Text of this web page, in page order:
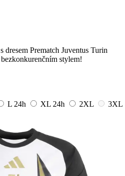
dresem Prematch Juventus Turin
stylem!
L 24h XL 24h 2XL
3XL